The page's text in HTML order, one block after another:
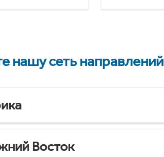
нашу сеть направлений
Восток